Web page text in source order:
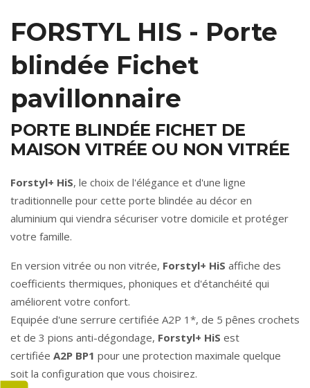
FORSTYL HIS - Porte
blindée Fichet
pavillonnaire
PORTE BLINDÉE FICHET DE
MAISON VITRÉE OU NON VITRÉE
Forstyl+ HiS, le choix de l'élégance et d'une ligne
traditionnelle pour cette porte blindée au décor en
aluminium qui viendra sécuriser votre domicile et protéger
votre famille.
En version vitrée ou non vitrée, Forstyl+ HiS affiche des
coefficients thermiques, phoniques et d'étanchéité qui
améliorent votre confort.
Equipée d'une serrure certifiée A2P 1*, de 5 pênes crochets
et de 3 pions anti-dégondage, Forstyl+ HiS est
certifiée A2P BP1 pour une protection maximale quelque
soit la configuration que vous choisirez.